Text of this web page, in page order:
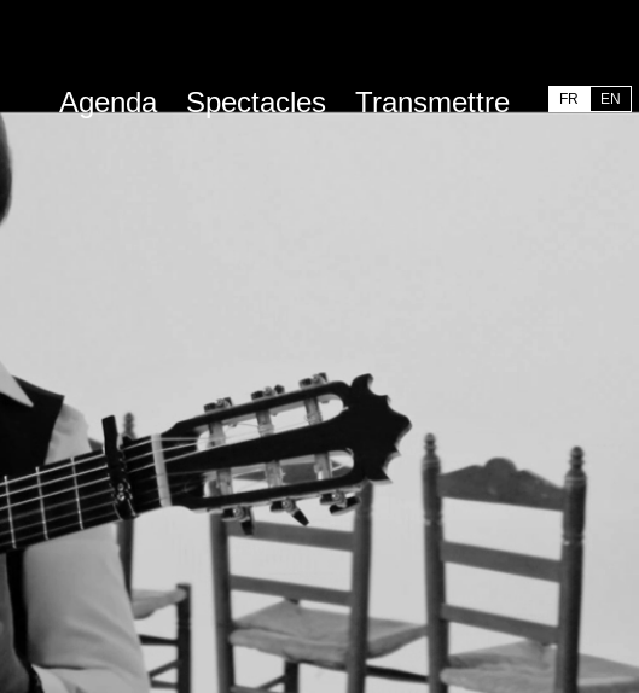
Agenda Spectacles Transmettre FR EN